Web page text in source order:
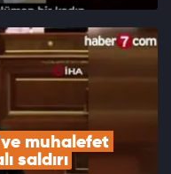
muhalefet
saldırı